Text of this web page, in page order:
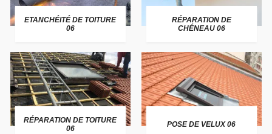
ETANCHÉITÉ DE TOITURE
06
RÉPARATION DE
CHÉNEAU 06
RÉPARATION DE TOITURE
06
POSE DE VELUX 06